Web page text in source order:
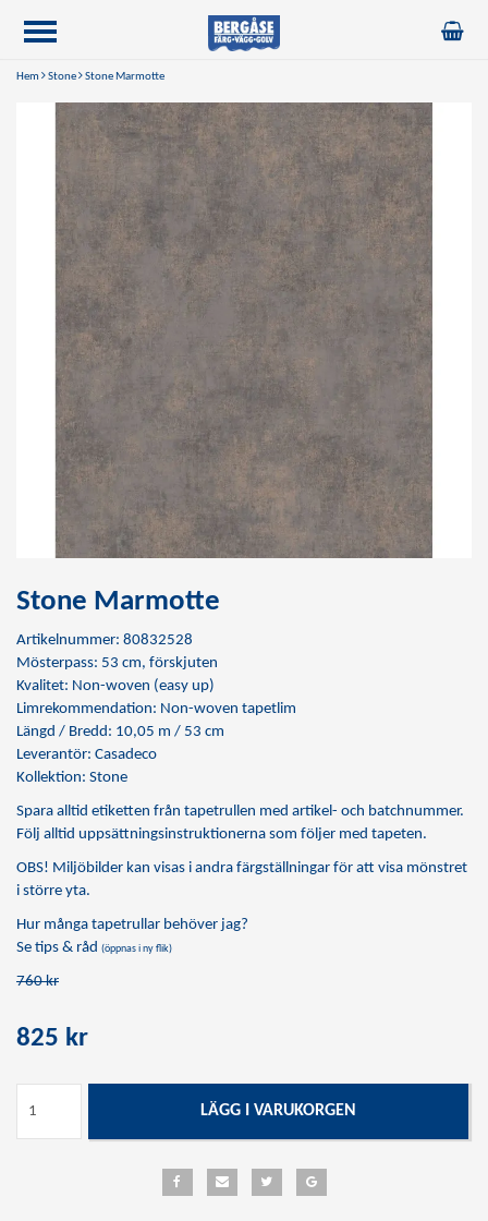
Hem Stone Stone Marmotte
Stone Marmotte
Artikelnummer: 80832528
Mösterpass: 53 cm, förskjuten
Kvalitet: Non-woven (easy up)
Limrekommendation: Non-woven tapetlim
Längd / Bredd: 10,05 m / 53 cm
Leverantör: Casadeco
Kollektion: Stone
Spara alltid etiketten från tapetrullen med artikel- och batchnummer.
Följ alltid uppsättningsinstruktionerna som följer med tapeten.
OBS! Miljöbilder kan visas i andra färgställningar för att visa mönstret
i större yta.
Hur många tapetrullar behöver jag?
Se tips & råd (öppnas i ny flik)
760 kr
825 kr
LÄGG I VARUKORGEN